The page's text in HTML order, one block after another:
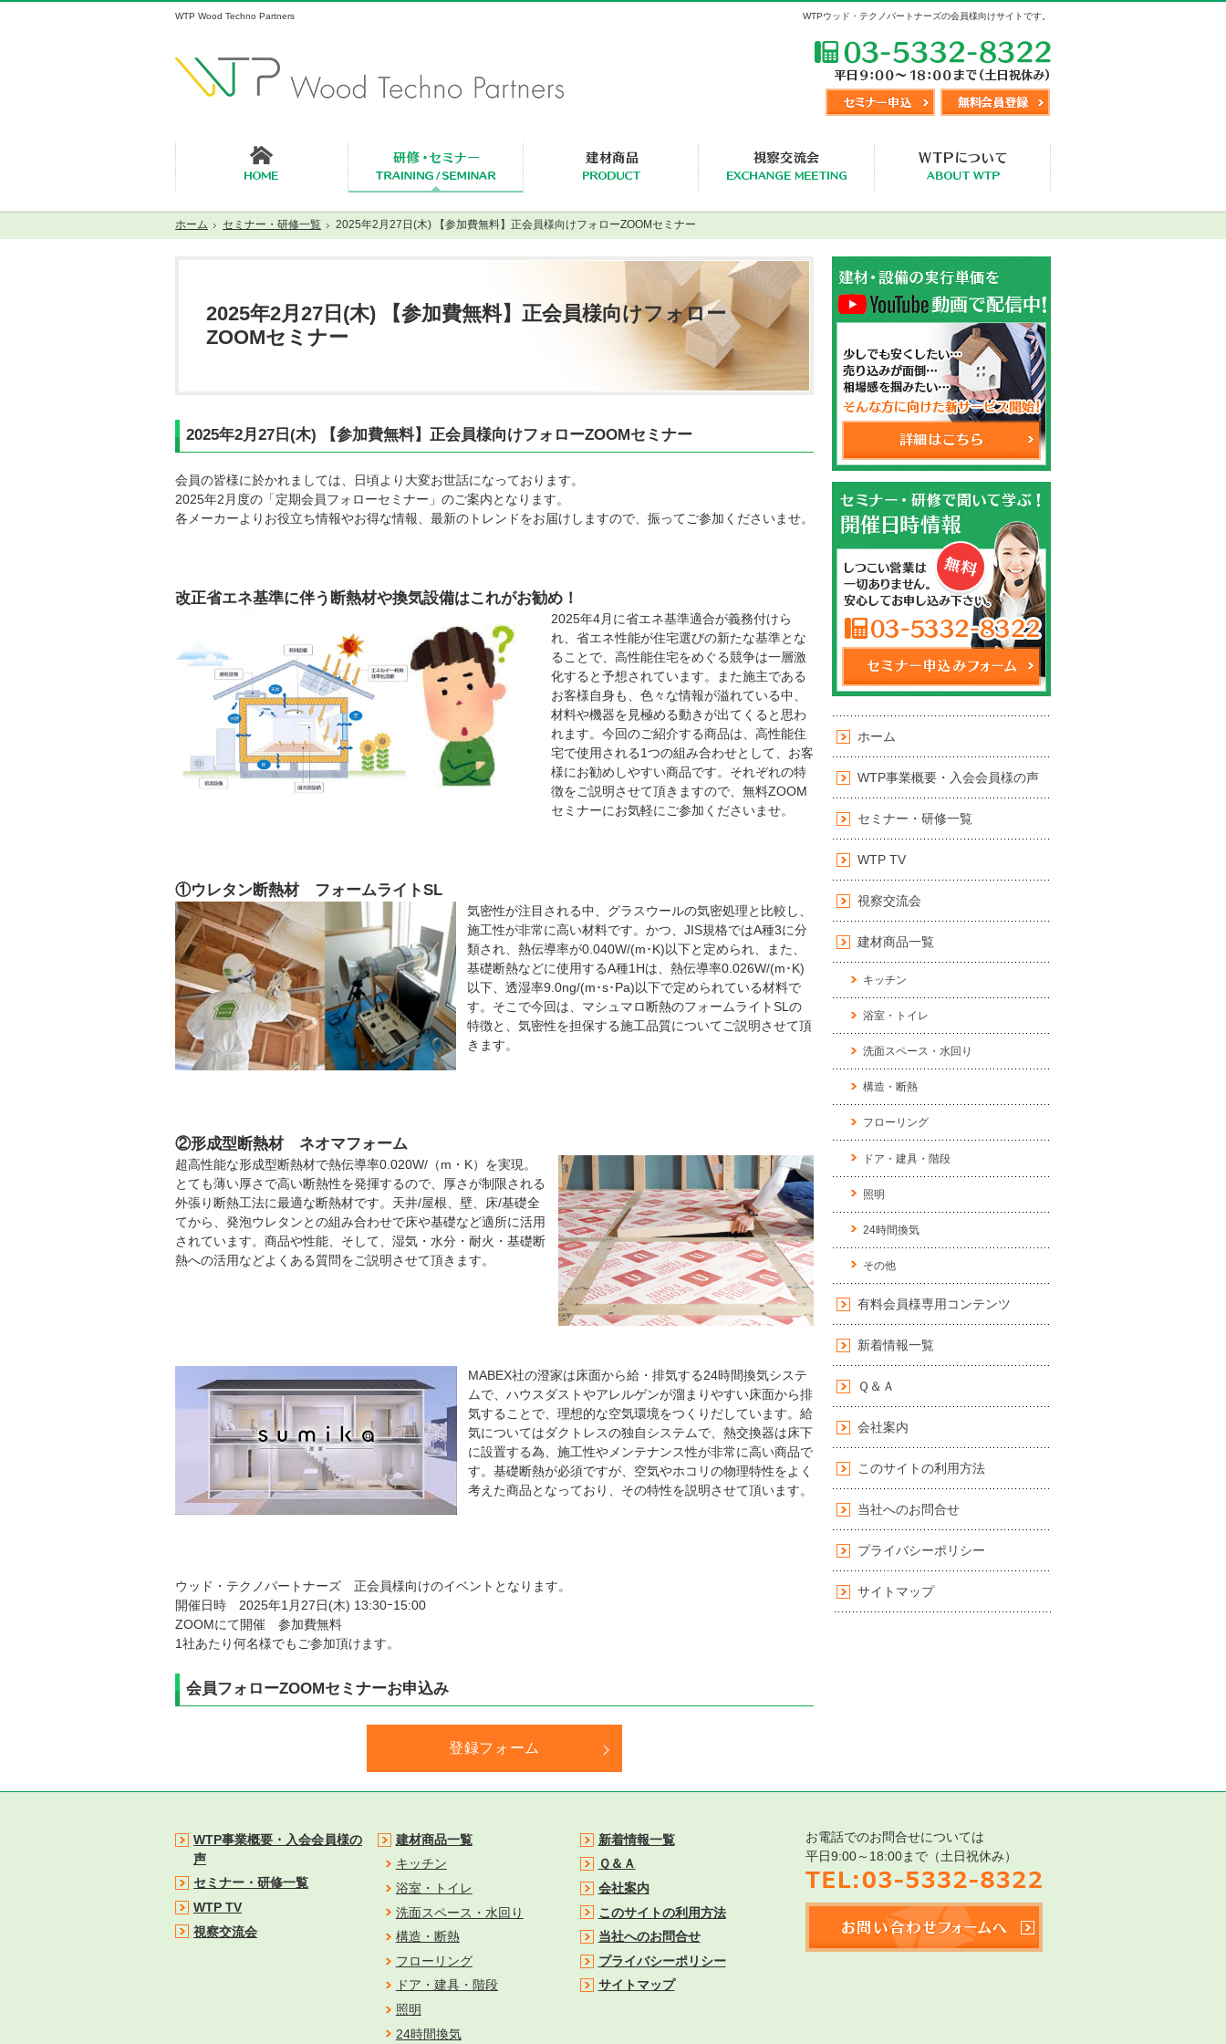
2025年2月27日(木) 【参加費無料】正会員様向けフォロー
ZOOMセミナー
WTPウッド・テクノパートナーズの会員様向けサイトです。
WTP Wood Techno Partners
2025年2月27日(木) 【参加費無料】正会員様向けフォローZOOMセミナー
会員の皆様に於かれましては、日頃より大変お世話になっております。
2025年2月度の「定期会員フォローセミナー」のご案内となります。
各メーカーよりお役立ち情報やお得な情報、最新のトレンドをお届けしますので、振ってご参加くださいませ。
改正省エネ基準に伴う断熱材や換気設備はこれがお勧め！
2025年4月に省エネ基準適合が義務付けら
れ、省エネ性能が住宅選びの新たな基準とな
ることで、高性能住宅をめぐる競争は一層激
化すると予想されています。また施主である
お客様自身も、色々な情報が溢れている中、
材料や機器を見極める動きが出てくると思わ
れます。今回のご紹介する商品は、高性能住
宅で使用される1つの組み合わせとして、お客
様にお勧めしやすい商品です。それぞれの特
徴をご説明させて頂きますので、無料ZOOM
セミナーにお気軽にご参加くださいませ。
①ウレタン断熱材 フォームライトSL
気密性が注目される中、グラスウールの気密処理と比較し、
施工性が非常に高い材料です。かつ、JIS規格ではA種3に分
類され、熱伝導率が0.040W/(m･K)以下と定められ、また、
基礎断熱などに使用するA種1Hは、熱伝導率0.026W/(m･K)
以下、透湿率9.0ng/(m･s･Pa)以下で定められている材料で
す。そこで今回は、マシュマロ断熱のフォームライトSLの
特徴と、気密性を担保する施工品質についてご説明させて頂
きます。
②形成型断熱材 ネオマフォーム
超高性能な形成型断熱材で熱伝導率0.020W/（m・K）を実現。
とても薄い厚さで高い断熱性を発揮するので、厚さが制限される
外張り断熱工法に最適な断熱材です。天井/屋根、壁、床/基礎全
てから、発泡ウレタンとの組み合わせで床や基礎など適所に活用
されています。商品や性能、そして、湿気・水分・耐火・基礎断
熱への活用などよくある質問をご説明させて頂きます。
MABEX社の澄家は床面から給・排気する24時間換気システ
ムで、ハウスダストやアレルゲンが溜まりやすい床面から排
気することで、理想的な空気環境をつくりだしています。給
気についてはダクトレスの独自システムで、熱交換器は床下
に設置する為、施工性やメンテナンス性が非常に高い商品で
す。基礎断熱が必須ですが、空気やホコリの物理特性をよく
考えた商品となっており、その特性を説明させて頂います。
ウッド・テクノパートナーズ 正会員様向けのイベントとなります。
開催日時 2025年1月27日(木) 13:30ｰ15:00
ZOOMにて開催 参加費無料
1社あたり何名様でもご参加頂けます。
会員フォローZOOMセミナーお申込み
登録フォーム
ホーム
WTP事業概要・入会会員様の声
セミナー・研修一覧
WTP TV
視察交流会
建材商品一覧
キッチン
浴室・トイレ
洗面スペース・水回り
構造・断熱
フローリング
ドア・建具・階段
照明
24時間換気
その他
有料会員様専用コンテンツ
新着情報一覧
Ｑ＆Ａ
会社案内
このサイトの利用方法
当社へのお問合せ
プライバシーポリシー
サイトマップ
セミナー申込
ホーム セミナー・研修一覧 建材商品一覧 視察交流会 WTP事業概要・入会会員様の声
ホーム セミナー・研修一覧 2025年2月27日(木) 【参加費無料】正会員様向けフォローZOOMセミナー
WTP事業概要・入会会員様の
声
セミナー・研修一覧
WTP TV
視察交流会
建材商品一覧
キッチン
浴室・トイレ
洗面スペース・水回り
構造・断熱
フローリング
ドア・建具・階段
照明
24時間換気
新着情報一覧
Ｑ＆Ａ
会社案内
このサイトの利用方法
当社へのお問合せ
プライバシーポリシー
サイトマップ
お電話でのお問合せについては
平日9:00～18:00まで（土日祝休み）